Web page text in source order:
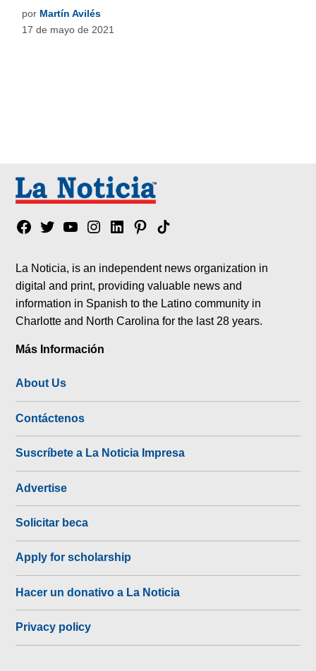
por Martín Avilés
17 de mayo de 2021
Facebook
TwitterYouTubeInstagram
LinkedinPinterest
Tik
La Noticia, is an independent news organization in
digital and print, providing valuable news and
information in Spanish to the Latino community in
Charlotte and North Carolina for the last 28 years.
Más Información
About Us
Contáctenos
Suscríbete a La Noticia Impresa
Advertise
Solicitar beca
Apply for scholarship
Hacer un donativo a La Noticia
Privacy policy